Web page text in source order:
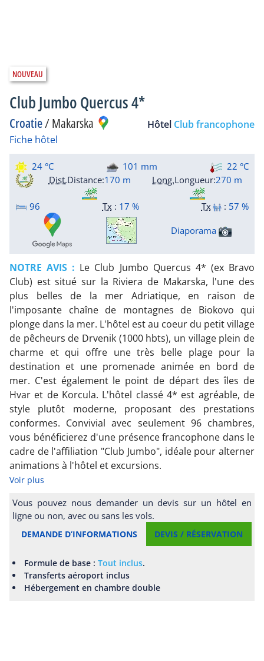
Club Jumbo Quercus 4*
Croatie/Makarska Hôtel Club francophone
Fiche hôtel
24 °C 101 mm
22 °C
Dist.Distance:170 m Long.Longueur:270 m
96 Tx: 17 % Tx : 57 %
Diaporama
NOTRE AVIS : Le Club Jumbo Quercus 4* (ex Bravo
Club) est situé sur la Riviera de Makarska, l'une des
plus belles de la mer Adriatique, en raison de
l'imposante chaîne de montagnes de Biokovo qui
plonge dans la mer. L'hôtel est au coeur du petit village
de pêcheurs de Drvenik (1000 hbts), un village plein de
charme et qui offre une très belle plage pour la
destination et une promenade animée en bord de
mer. C'est également le point de départ des îles de
Hvar et de Korcula. L'hôtel classé 4* est agréable, de
style plutôt moderne, proposant des prestations
conformes. Convivial avec seulement 96 chambres,
vous bénéficierez d'une présence francophone dans le
cadre de l'affiliation "Club Jumbo", idéale pour alterner
animations à l'hôtel et excursions.
Voir plus
Vous pouvez nous demander un devis sur un hôtel en
ligne ou non, avec ou sans les vols.
DEMANDE D’INFORMATIONS DEVIS / RÉSERVATION
Formule de base :Tout inclus.
Transferts aéroport inclus
Hébergement en chambre double